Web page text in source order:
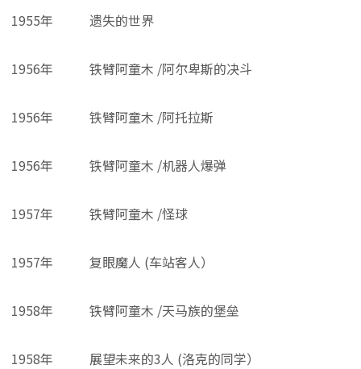
1955年 遗失的世界
1956年 铁臂阿童木 /阿尔卑斯的决斗
1956年 铁臂阿童木 /阿托拉斯
1956年 铁臂阿童木 /机器人爆弹
1957年 铁臂阿童木 /怪球
1957年 复眼魔人 (车站客人）
1958年 铁臂阿童木 /天马族的堡垒
1958年 展望未来的3人 (洛克的同学）